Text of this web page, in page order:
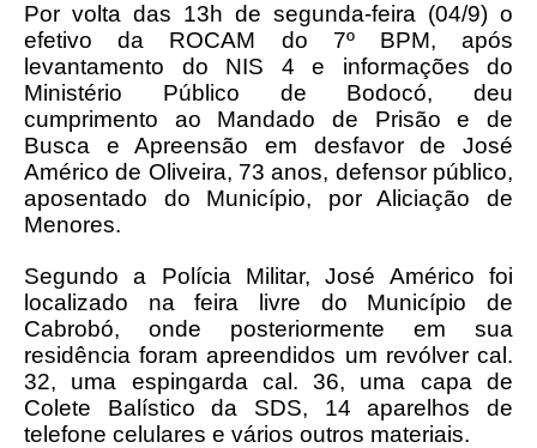
Por volta das 13h de segunda-feira (04/9) o
efetivo da ROCAM do 7º BPM, após
levantamento do NIS 4 e informações do
Ministério Público de Bodocó, deu
cumprimento ao Mandado de Prisão e de
Busca e Apreensão em desfavor de José
Américo de Oliveira, 73 anos, defensor público,
aposentado do Município, por Aliciação de
Menores.
Segundo a Polícia Militar, José Américo foi
localizado na feira livre do Município de
Cabrobó, onde posteriormente em sua
residência foram apreendidos um revólver cal.
32, uma espingarda cal. 36, uma capa de
Colete Balístico da SDS, 14 aparelhos de
telefone celulares e vários outros materiais.